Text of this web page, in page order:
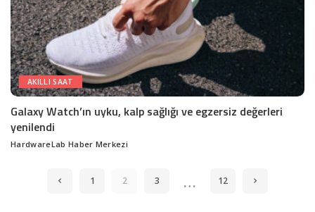
AKILLI SAAT
Galaxy Watch’ın uyku, kalp sağlığı ve egzersiz değerleri
yenilendi
Posted
HardwareLab Haber Merkezi
1 2 3 … 12